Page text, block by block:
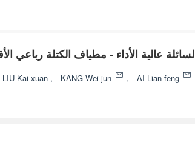
- مطياف الكتلة رباعي الأقطاب ثلاثي المراحل لتحديد 9
LIU Kai-xuan , KANG Wei-jun ,
AI Lian-feng